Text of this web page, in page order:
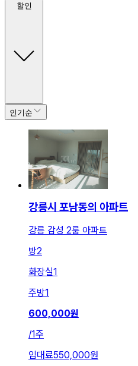
할인
인기순
강릉시 포남동의 아파트
강릉 감성 2룸 아파트
방2
화장실1
주방1
600,000원
/1주
임대료550,000원